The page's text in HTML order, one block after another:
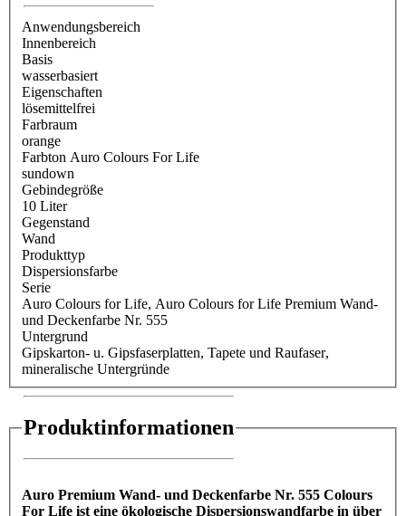
Anwendungsbereich
Innenbereich
Basis
wasserbasiert
Eigenschaften
lösemittelfrei
Farbraum
orange
Farbton Auro Colours For Life
sundown
Gebindegröße
10 Liter
Gegenstand
Wand
Produkttyp
Dispersionsfarbe
Serie
Auro Colours for Life, Auro Colours for Life Premium Wand-
und Deckenfarbe Nr. 555
Untergrund
Gipskarton- u. Gipsfaserplatten, Tapete und Raufaser,
mineralische Untergründe
Produktinformationen
Auro Premium Wand- und Deckenfarbe Nr. 555 Colours
For Life ist eine ökologische Dispersionswandfarbe in über